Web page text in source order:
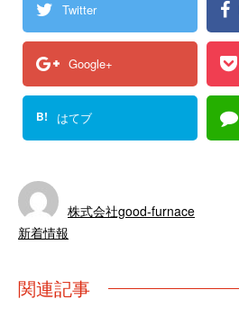
Twitter
Google+
B! はてブ
株式会社good-furnace
新着情報
関連記事